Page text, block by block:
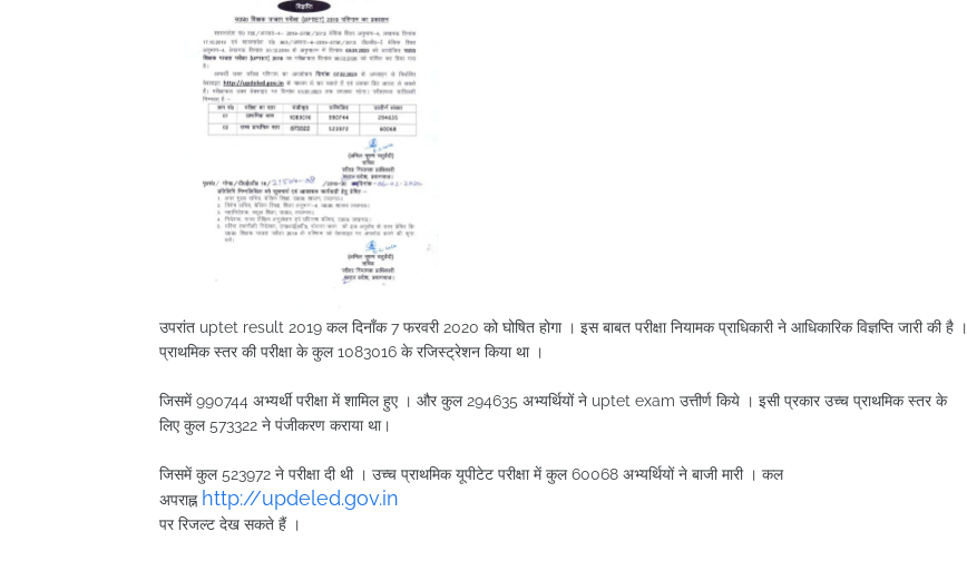
उपरांत uptet result 2019 कल दिनाँक 7 फरवरी 2020 को घोषित होगा । इस बाबत परीक्षा नियामक प्राधिकारी ने आधिकारिक विज्ञप्ति जारी की है ।
प्राथमिक स्तर की परीक्षा के कुल 1083016 के रजिस्ट्रेशन किया था ।
जिसमें 990744 अभ्यर्थी परीक्षा में शामिल हुए । और कुल 294635 अभ्यर्थियों ने uptet exam उत्तीर्ण किये । इसी प्रकार उच्च प्राथमिक स्तर के
लिए कुल 573322 ने पंजीकरण कराया था।
जिसमें कुल 523972 ने परीक्षा दी थी । उच्च प्राथमिक यूपीटेट परीक्षा में कुल 60068 अभ्यर्थियों ने बाजी मारी । कल
अपराह्न http://updeled.gov.in
पर रिजल्ट देख सकते हैं ।